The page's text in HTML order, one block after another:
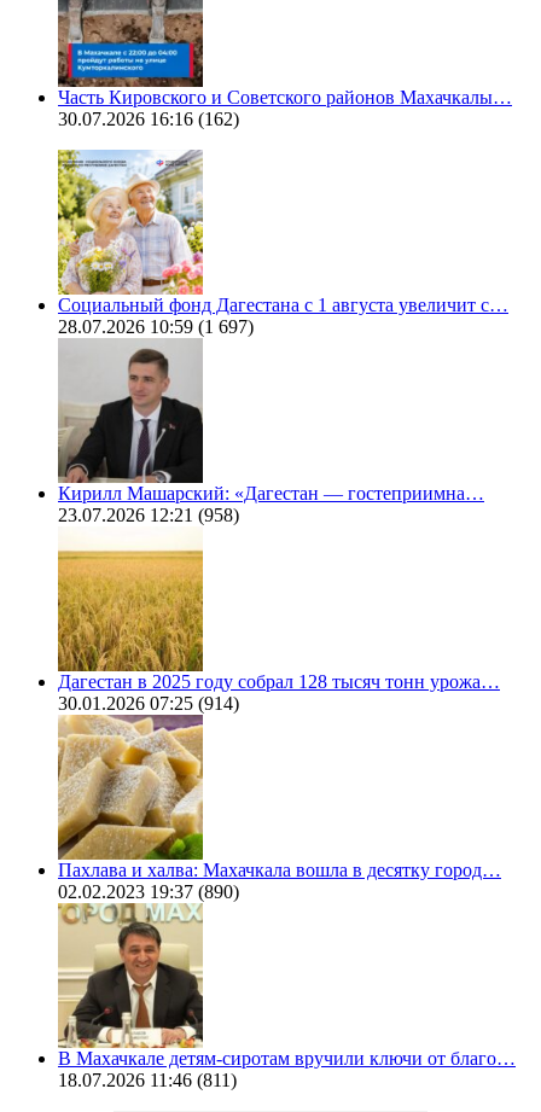
Часть Кировского и Советского районов Махачкалы…
30.07.2026 16:16 (162)
Социальный фонд Дагестана с 1 августа увеличит с…
28.07.2026 10:59 (1 697)
Кирилл Машарский: «Дагестан — гостеприимна…
23.07.2026 12:21 (958)
Дагестан в 2025 году собрал 128 тысяч тонн урожа…
30.01.2026 07:25 (914)
Пахлава и халва: Махачкала вошла в десятку город…
02.02.2023 19:37 (890)
В Махачкале детям-сиротам вручили ключи от благо…
18.07.2026 11:46 (811)